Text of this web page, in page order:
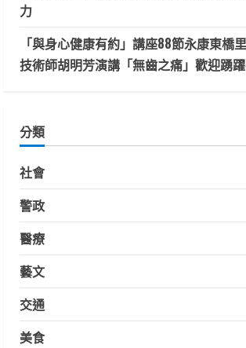
力
「與身心健康有約」講座88節永康東橋
技術師胡明芳演講「無齒之痛」歡迎踴
分類
社會
警政
醫療
藝文
交通
美食